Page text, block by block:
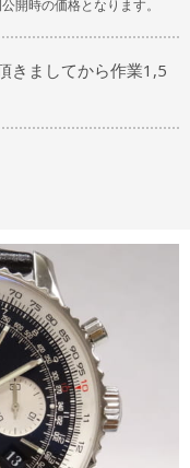
開時の価格となります。
きましてから作業1,5